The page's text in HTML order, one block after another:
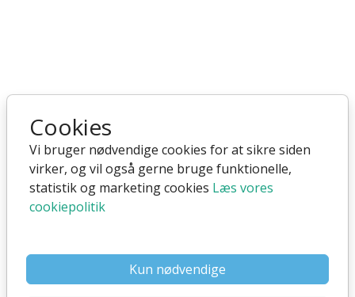
Cookies
Vi bruger nødvendige cookies for at sikre siden
virker, og vil også gerne bruge funktionelle,
statistik og marketing cookies Læs vores
cookiepolitik
Kun nødvendige
Video hjælp